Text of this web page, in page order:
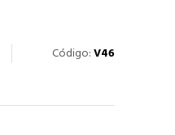
Código:V46